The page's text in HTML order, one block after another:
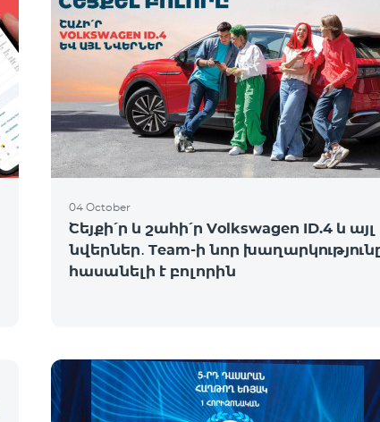
04 October
Շեյքի՛ր և շահի՛ր Volkswagen ID.4 և այլ
նվերներ․ Team-ի նոր
հասանելի է բոլորին